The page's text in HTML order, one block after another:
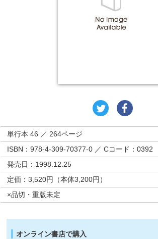
単行本 46 ／ 264ページ
ISBN：978-4-309-70377-0 ／ Cコード：0392
発売日：1998.12.25
定価：3,520円（本体3,200円）
×品切・重版未定
オンライン書店で購入